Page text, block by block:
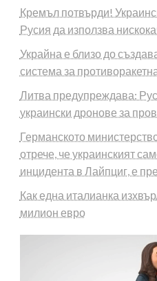
Кремъл потвърди!
Русия да използва
Украйна е близо до
система за
Литва предупреждава:
украински дронове за
Германското
отрече, че украинският
инцидента в Лайпциг, е
Как една италианка
милион евро